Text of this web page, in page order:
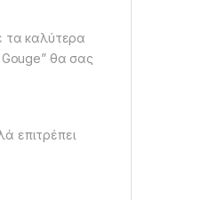
τα καλύτερα
Gouge” θα σας
επιτρέπει